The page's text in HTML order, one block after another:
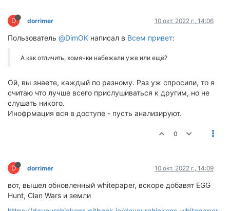
D dorrimer 10 окт. 2022 г., 14:06
Пользователь @DimOK написал в Всем привет:
А как отличить, хомячки набежали уже или ещё?
Ой, вы знаете, каждый по разному. Раз уж спросили, то я
считаю что лучше всего прислушиваться к другим, но не
слушать никого.
Инофрмация вся в доступе - пусть анализируют.
0
D dorrimer 10 окт. 2022 г., 14:09
вот, вышел обновленный whitepaper, вскоре добавят EGG
Hunt, Clan Wars и земли